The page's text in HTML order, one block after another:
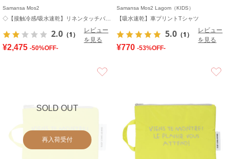
Samansa Mos2
2.0 （1）
レビュー
を見る
¥2,475 -50%OFF-
Samansa Mos2 Lagom（KIDS）
【吸水速乾】車プリントTシャツ
5.0 （1）
レビュー
を見る
¥770 -53%OFF-
SOLD OUT
再入荷受付